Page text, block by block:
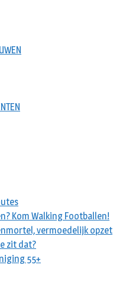
Kom Walking Footballen!
vermoedelijk opzet
zit dat?
55+